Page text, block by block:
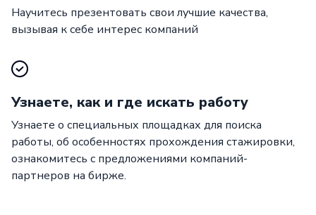
Научитесь презентовать свои лучшие качества,
вызывая к себе интерес компаний
Узнаете, как и где искать работу
Узнаете о специальных площадках для поиска
работы, об особенностях прохождения стажировки,
ознакомитесь с предложениями компаний-
партнеров на бирже.